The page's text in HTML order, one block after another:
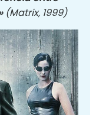
(Matrix, 1999)